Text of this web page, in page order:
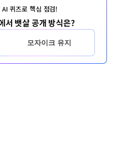
퀴즈로 핵심 점검!
서 뱃살 공개 방식은?
모자이크 유지